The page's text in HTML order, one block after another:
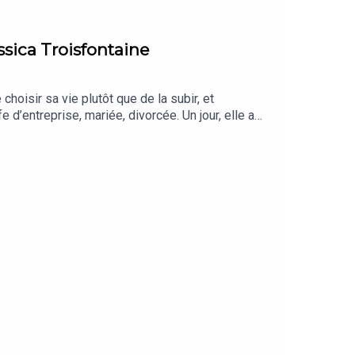
Troisfontaine
choisir sa vie plutôt que de la subir, et
mariée, divorcée. Un jour, elle a
perfection qu’on nous vend souvent comme
soi et de cette joie calme qui revient quand on
jessica_troisfontaine/?hl=frEt